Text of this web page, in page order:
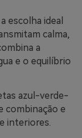
escolha ideal
calma,
a
e o equilíbrio
azul-verde-
combinação e
interiores.